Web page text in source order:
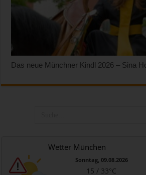
Das neue Münchner Kindl 2026 – Sina
Wetter München
Sonntag, 09.08.2026
15 / 33°C